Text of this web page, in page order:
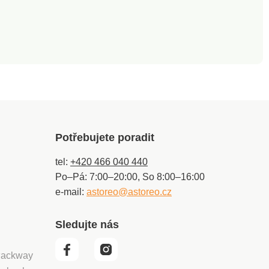
Potřebujete poradit
tel: +420 466 040 440
Po–Pá: 7:00–20:00, So 8:00–16:00
e-mail: astoreo@astoreo.cz
Sledujte nás